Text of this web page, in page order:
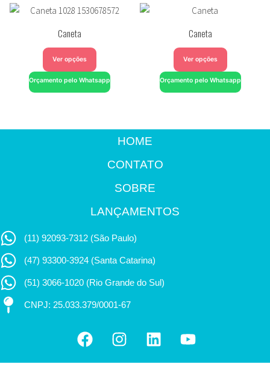
Caneta
Ver opções
Orçamento pelo Whatsapp
Caneta
Ver opções
Orçamento pelo Whatsapp
HOME
CONTATO
SOBRE
LANÇAMENTOS
(11) 92093-7312 (São Paulo)
(47) 93300-3924 (Santa Catarina)
(51) 3066-1020 (Rio Grande do Sul)
CNPJ: 25.033.379/0001-67